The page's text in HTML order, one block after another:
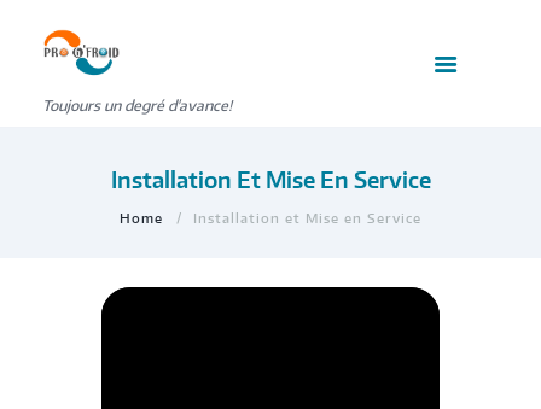
Toujours un degré d'avance!
Installation Et Mise En Service
Home Installation et Mise en Service